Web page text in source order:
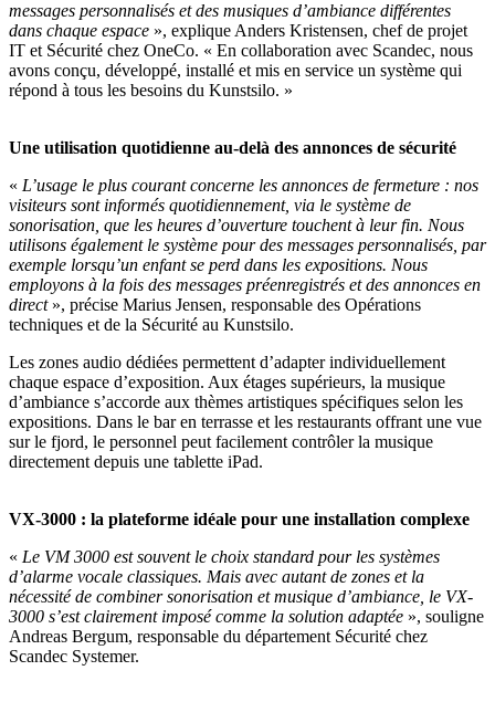
messages personnalisés et des musiques d’ambiance différentes
dans chaque espace », explique Anders Kristensen, chef de projet
IT et Sécurité chez OneCo. « En collaboration avec Scandec, nous
avons conçu, développé, installé et mis en service un système qui
répond à tous les besoins du Kunstsilo. »
Une utilisation quotidienne au-delà des annonces de sécurité
« L’usage le plus courant concerne les annonces de fermeture : nos
visiteurs sont informés quotidiennement, via le système de
sonorisation, que les heures d’ouverture touchent à leur fin. Nous
utilisons également le système pour des messages personnalisés, par
exemple lorsqu’un enfant se perd dans les expositions. Nous
employons à la fois des messages préenregistrés et des annonces en
direct», précise Marius Jensen, responsable des Opérations
techniques et de la Sécurité au Kunstsilo.
Les zones audio dédiées permettent d’adapter individuellement
chaque espace d’exposition. Aux étages supérieurs, la musique
d’ambiance s’accorde aux thèmes artistiques spécifiques selon les
expositions. Dans le bar en terrasse et les restaurants offrant une vue
sur le fjord, le personnel peut facilement contrôler la musique
directement depuis une tablette iPad.
VX-3000 : la plateforme idéale pour une installation complexe
« Le VM 3000 est souvent le choix standard pour les systèmes
d’alarme vocale classiques. Mais avec autant de zones et la
nécessité de combiner sonorisation et musique d’ambiance, le VX-
3000 s’est clairement imposé comme la solution adaptée », souligne
Andreas Bergum, responsable du département Sécurité chez
Scandec Systemer.